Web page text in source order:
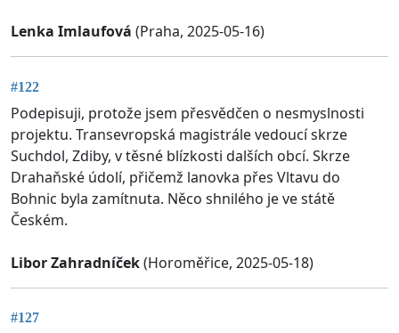
Lenka Imlaufová (Praha, 2025-05-16)
#122
Podepisuji, protože jsem přesvědčen o nesmyslnosti
projektu. Transevropská magistrále vedoucí skrze
Suchdol, Zdiby, v těsné blízkosti dalších obcí. Skrze
Drahaňské údolí, přičemž lanovka přes Vltavu do
Bohnic byla zamítnuta. Něco shnilého je ve státě
Českém.
Libor Zahradníček(Horoměřice, 2025-05-18)
#127